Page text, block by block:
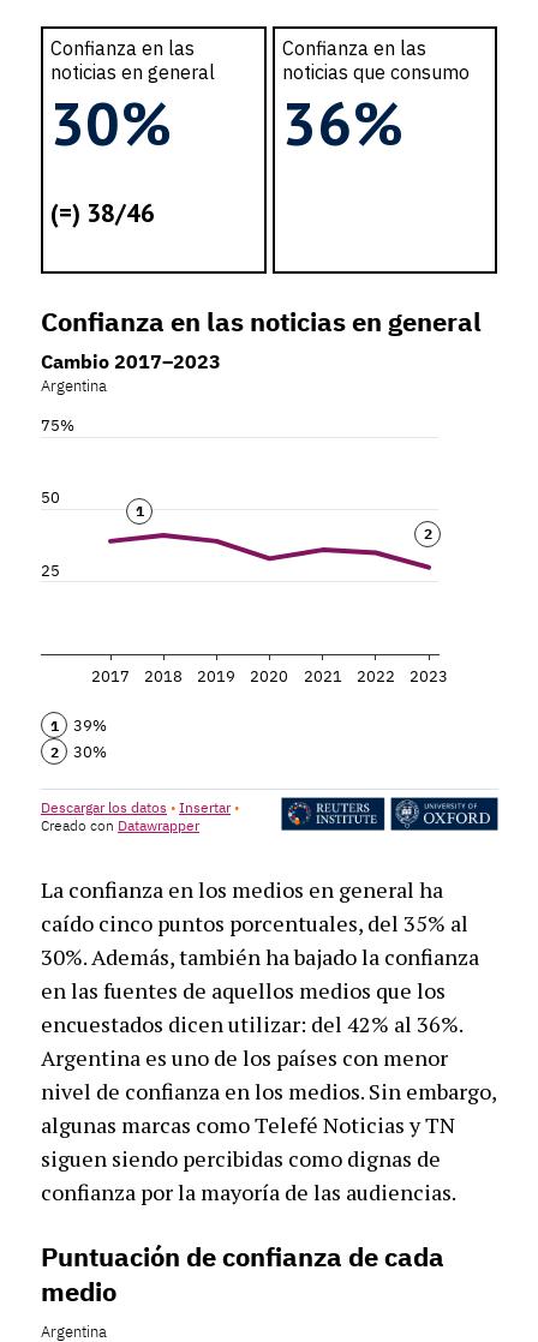
Confianza en las
noticias en general
30%
(=) 38/46
Confianza en las
noticias que consumo
36%
La confianza en los medios en general ha
caído cinco puntos porcentuales, del 35% al
30%. Además, también ha bajado la confianza
en las fuentes de aquellos medios que los
encuestados dicen utilizar: del 42% al 36%.
Argentina es uno de los países con menor
nivel de confianza en los medios. Sin embargo,
algunas marcas como Telefé Noticias y TN
siguen siendo percibidas como dignas de
confianza por la mayoría de las audiencias.